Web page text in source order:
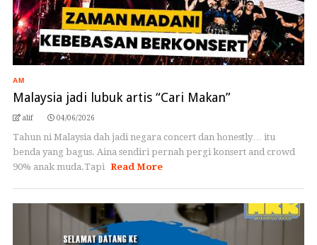
AM
Malaysia jadi lubuk artis “Cari Makan”
alif 04/06/2026
Tahun ni Malaysia dah jadi negara concert dan honestly… itu
benda yang bagus. Aina sendiri pernah pergi konsert and crowd
90% anak muda.Tapi Read More